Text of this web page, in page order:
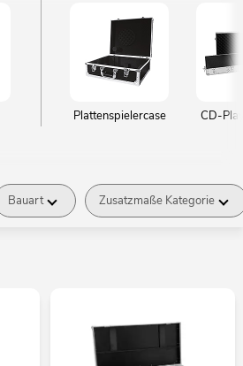
Plattenspielercase CD-
Bauart Zusatzmaße Kategorie